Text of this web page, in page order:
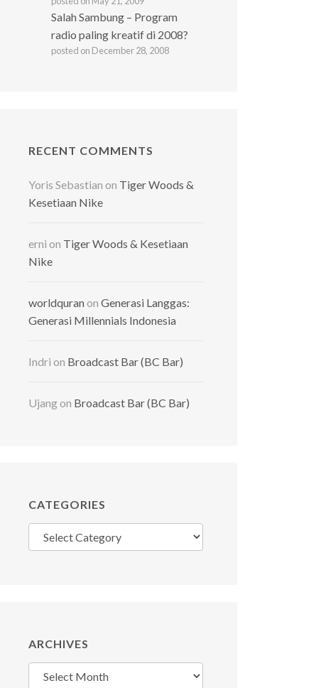
Salah Sambung – Program
radio paling kreatif di 2008?
posted on December 28, 2008
RECENT COMMENTS
Yoris Sebastian on Tiger Woods &
Kesetiaan Nike
erni on Tiger Woods & Kesetiaan
Nike
worldquran on Generasi Langgas:
Generasi Millennials Indonesia
Indri on Broadcast Bar (BC Bar)
Ujangon Broadcast Bar (BC Bar)
CATEGORIES
ARCHIVES